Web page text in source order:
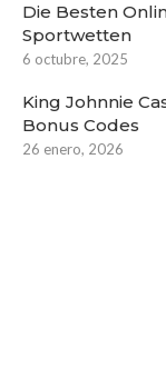
Die Besten
Sportwetten
6 octubre, 2025
King Johnnie
Bonus Codes
26 enero, 2026